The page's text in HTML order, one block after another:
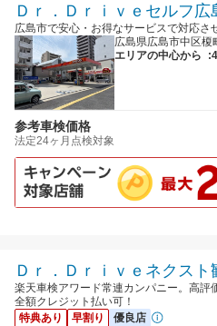
Ｄｒ．Ｄｒｉｖｅセルフ広
広島市で安心・お得なサービスで対応さ
広島県広島市中区
エリアの中心から
参考車検価格
法定24ヶ月点検対象
Ｄｒ．Ｄｒｉｖｅネクスト
楽天車検アワード常連カンパニー。高評
全額クレジット払い可！
特典あり
早割り
優良店